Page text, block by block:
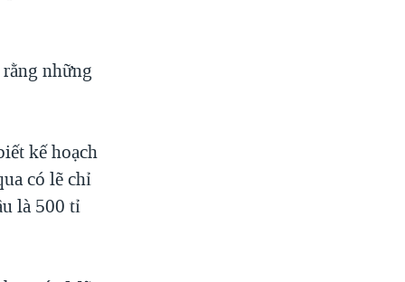
những
kế hoạch
có lẽ chỉ
là 500 tỉ